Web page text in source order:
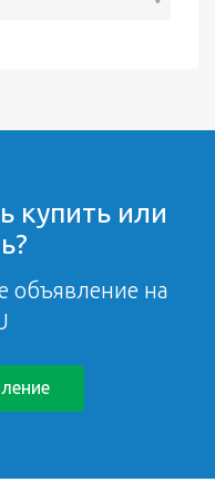
купить или
объявление на